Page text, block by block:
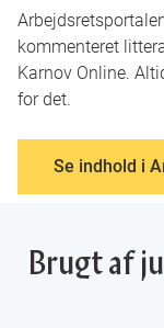
kommenteret
Karnov Online.
for det.
Se indhold i
Brugt af